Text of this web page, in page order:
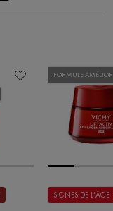
FORMULE
SIGNES DE L'ÂGE